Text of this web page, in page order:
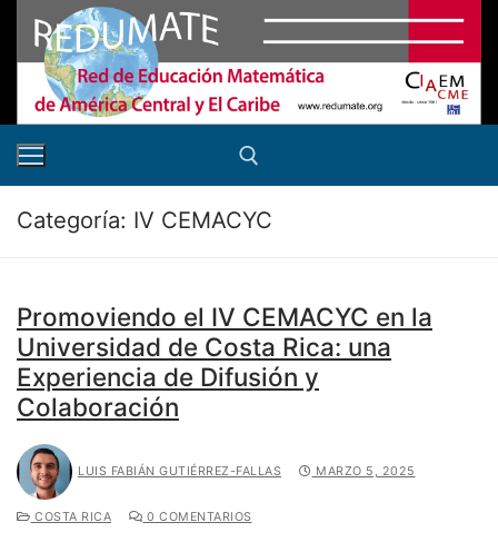
contenido
Categoría: IV CEMACYC
Promoviendo el IV CEMACYC en la
Universidad de Costa Rica: una
Experiencia de Difusión y
Colaboración
LUIS FABIÁN GUTIÉRREZ-FALLAS MARZO 5, 2025
COSTA RICA 0 COMENTARIOS